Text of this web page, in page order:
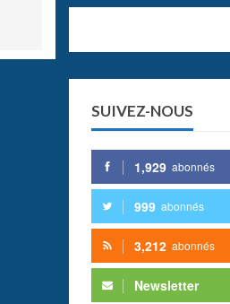
SUIVEZ-NOUS
1,929 abonnés
999 abonnés
3,212 abonnés
Newsletter